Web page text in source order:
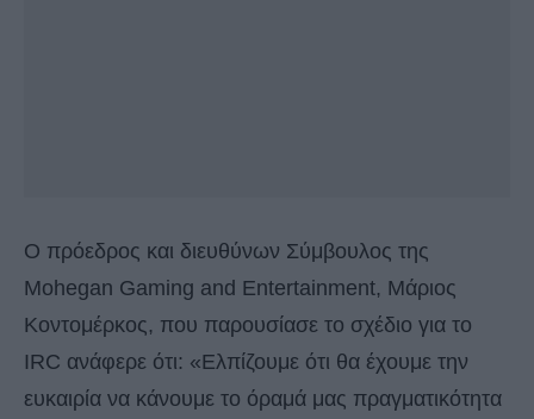
Ο πρόεδρος και διευθύνων Σύμβουλος της
Mohegan Gaming and Entertainment, Μάριος
Κοντομέρκος, που παρουσίασε το σχέδιο για το
IRC ανάφερε ότι: «Ελπίζουμε ότι θα έχουμε την
ευκαιρία να κάνουμε το όραμά μας πραγματικότητα